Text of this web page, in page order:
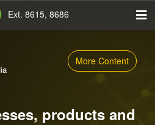
Ext. 8615, 8686
More Content
products and